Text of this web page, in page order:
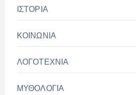
ΙΣΤΟΡΙΑ
ΚΟΙΝΩΝΙΑ
ΛΟΓΟΤΕΧΝΙΑ
ΜΥΘΟΛΟΓΙΑ